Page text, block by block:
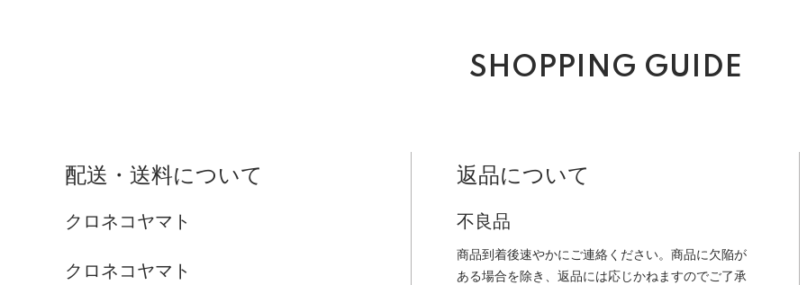
SHOPPING GUIDE
配送・送料について
クロネコヤマト
クロネコヤマト
返品について
不良品
商品到着後速やかにご連絡ください。商品に欠陥が
ある場合を除き、返品には応じかねますのでご了承